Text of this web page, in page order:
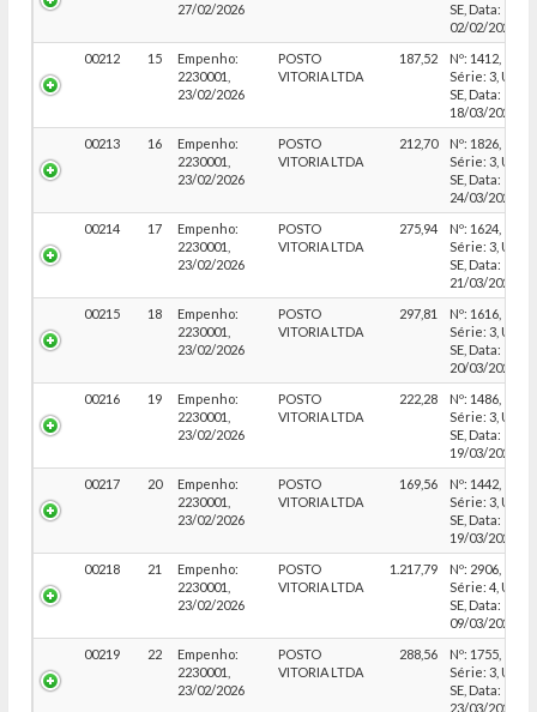
27/02/2026
SE, Data:
02/02/2026
00212
15
Empenho:
2230001,
23/02/2026
POSTO
VITORIA LTDA
187,52
Nº: 1412,
Série: 3, UF:
SE, Data:
18/03/2026
00213
16
Empenho:
2230001,
23/02/2026
POSTO
VITORIA LTDA
212,70
Nº: 1826,
Série: 3, UF:
SE, Data:
24/03/2026
00214
17
Empenho:
2230001,
23/02/2026
POSTO
VITORIA LTDA
275,94
Nº: 1624,
Série: 3, UF:
SE, Data:
21/03/2026
00215
18
Empenho:
2230001,
23/02/2026
POSTO
VITORIA LTDA
297,81
Nº: 1616,
Série: 3, UF:
SE, Data:
20/03/2026
00216
19
Empenho:
2230001,
23/02/2026
POSTO
VITORIA LTDA
222,28
Nº: 1486,
Série: 3, UF:
SE, Data:
19/03/2026
00217
20
Empenho:
2230001,
23/02/2026
POSTO
VITORIA LTDA
169,56
Nº: 1442,
Série: 3, UF:
SE, Data:
19/03/2026
00218
21
Empenho:
2230001,
23/02/2026
POSTO
VITORIA LTDA
1.217,79
Nº: 2906,
Série: 4, UF:
SE, Data:
09/03/2026
00219
22
Empenho:
2230001,
23/02/2026
POSTO
VITORIA LTDA
288,56
Nº: 1755,
Série: 3, UF:
SE, Data:
23/03/2026